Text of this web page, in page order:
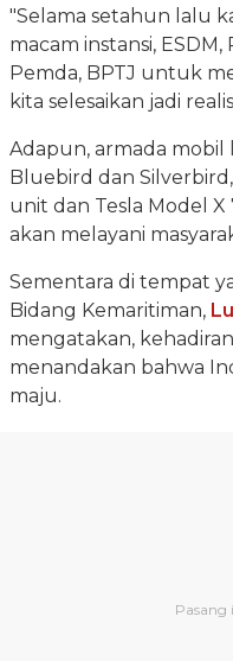
"Selama setahun lalu
macam instansi,
Pemda, BPTJ untuk
kita selesaikan jadi
Adapun, armada
Bluebird dan
unit dan Tesla Model X
akan melayani
Sementara di tempat
Bidang Kemaritiman,
mengatakan,
menandakan bahwa
maju.